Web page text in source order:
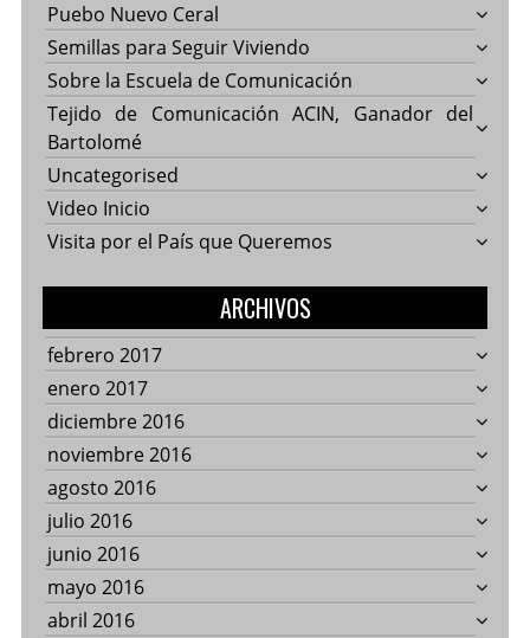
Puebo Nuevo Ceral
Semillas para Seguir Viviendo
Sobre la Escuela de Comunicación
Tejido de Comunicación ACIN, Ganador del
Bartolomé
Uncategorised
Video Inicio
Visita por el País que Queremos
ARCHIVOS
febrero 2017
enero 2017
diciembre 2016
noviembre 2016
agosto 2016
julio 2016
junio 2016
mayo 2016
abril 2016